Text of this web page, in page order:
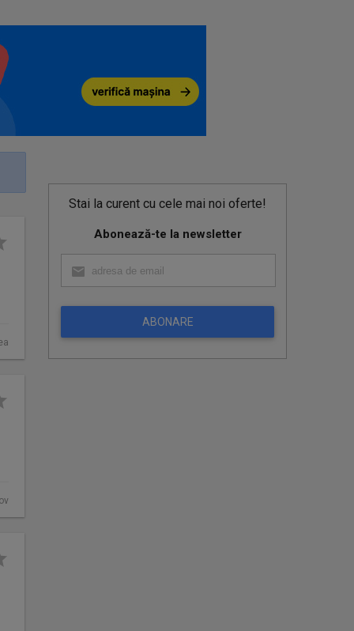
Stai la curent cu cele mai noi oferte!
Abonează-te la newsletter
ABONARE